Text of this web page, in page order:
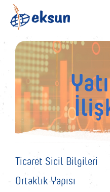
KURUMSAL
MARKALARIMIZ
Ticaret Sicil Bilgileri
Ortaklık Yapısı